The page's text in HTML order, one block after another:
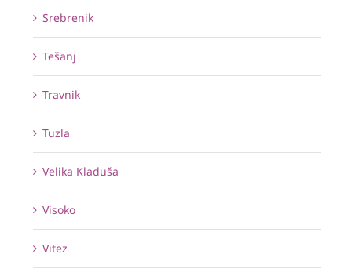
Srebrenik
Tešanj
Travnik
Tuzla
Velika Kladuša
Visoko
Vitez